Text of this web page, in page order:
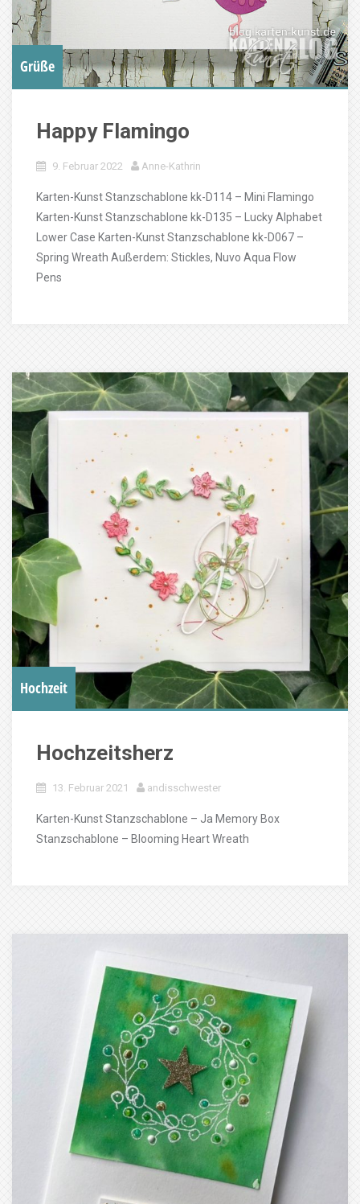
Grüße
Happy Flamingo
9. Februar 2022 Anne-Kathrin
Karten-Kunst Stanzschablone kk-D114 – Mini Flamingo
Karten-Kunst Stanzschablone kk-D135 – Lucky Alphabet
Lower Case Karten-Kunst Stanzschablone kk-D067 –
Spring Wreath Außerdem: Stickles, Nuvo Aqua Flow
Pens
Hochzeit
Hochzeitsherz
13. Februar 2021 andisschwester
Karten-Kunst Stanzschablone – Ja Memory Box
Stanzschablone – Blooming Heart Wreath